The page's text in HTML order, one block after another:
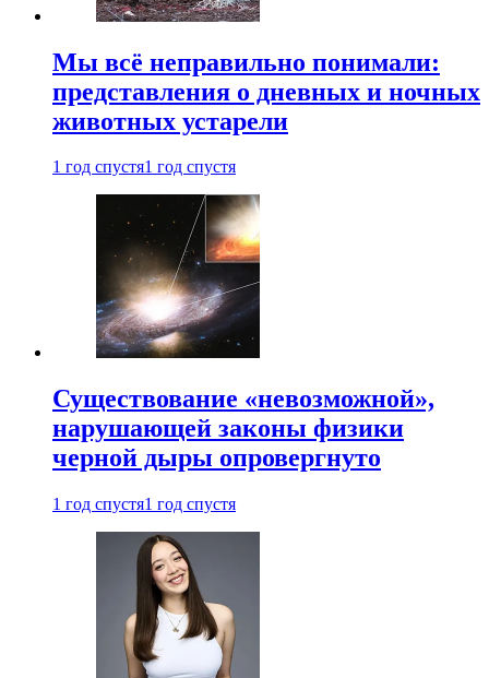
Мы всё неправильно понимали:
представления о дневных и ночных
животных устарели
1 год спустя1 год спустя
Существование «невозможной»,
нарушающей законы физики
черной дыры опровергнуто
1 год спустя1 год спустя